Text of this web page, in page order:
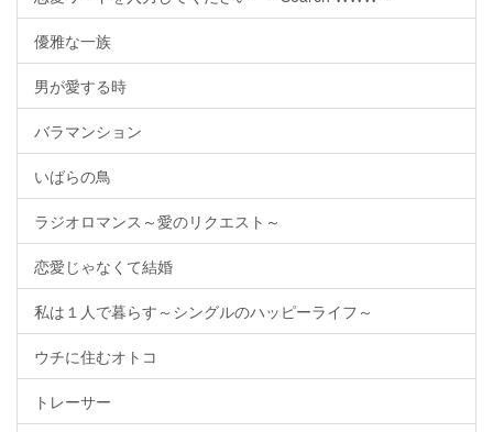
優雅な一族
男が愛する時
バラマンション
いばらの鳥
ラジオロマンス～愛のリクエスト～
恋愛じゃなくて結婚
私は１人で暮らす～シングルのハッピーライフ～
ウチに住むオトコ
トレーサー